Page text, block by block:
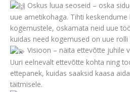
Oskus luua seoseid – oska
uue ametikohaga. Tihti keskendume
kogemustele, oskamata neid uue
kuidas need kogemused on uue
Visioon – näita ettevõtte juhile
Uuri eelnevalt ettevõtte kohta ning
ettepanek, kuidas saaksid kaasa
täitmisele.